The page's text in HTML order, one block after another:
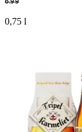
6.99
0,75 l